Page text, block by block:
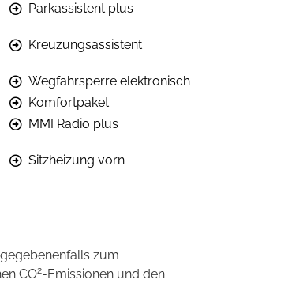
Parkassistent plus
Kreuzungsassistent
Wegfahrsperre elektronisch
Komfortpaket
MMI Radio plus
Sitzheizung vorn
zum
CO2-Emissionen und den